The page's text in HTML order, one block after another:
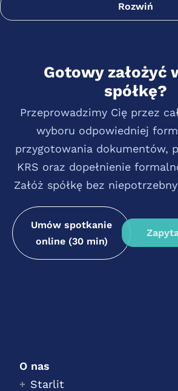
Rozwiń
Gotowy założyć
spółkę?
Przeprowadzimy Cię przez
wyboru odpowiedniej
przygotowania dokumentów,
KRS oraz dopełnienie
Załóż spółkę bez
Umów spotkanie
online (30 min)
O nas
Starlit